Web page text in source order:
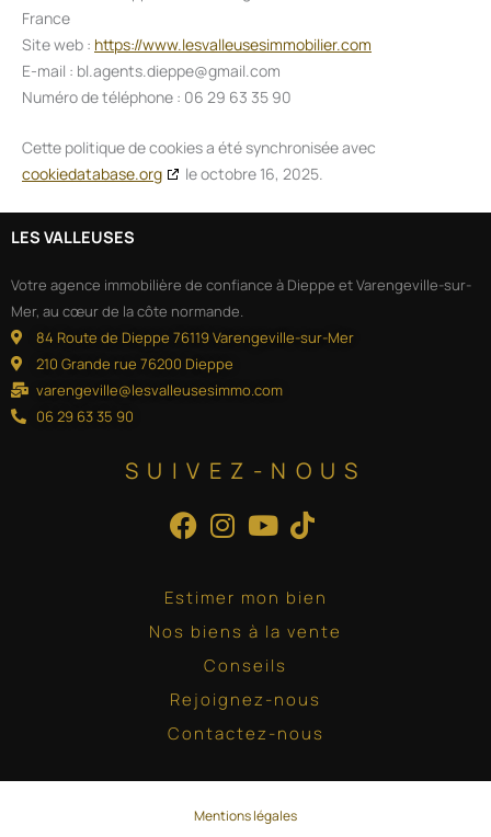
France
Site web : https://www.lesvalleusesimmobilier.com
E-mail : bl.agents.dieppe@gmail.com
Numéro de téléphone : 06 29 63 35 90
Cette politique de cookies a été synchronisée avec
cookiedatabase.org
le octobre 16, 2025.
LES VALLEUSES
Votre agence immobilière de confiance à Dieppe et Varengeville-sur-
Mer, au cœur de la côte normande.
84 Route de Dieppe 76119 Varengeville-sur-Mer
210 Grande rue 76200 Dieppe
varengeville@lesvalleusesimmo.com
06 29 63 35 90
SUIVEZ-NOUS
Estimer mon bien
Nos biens à la vente
Conseils
Rejoignez-nous
Contactez-nous
Mentionslégales